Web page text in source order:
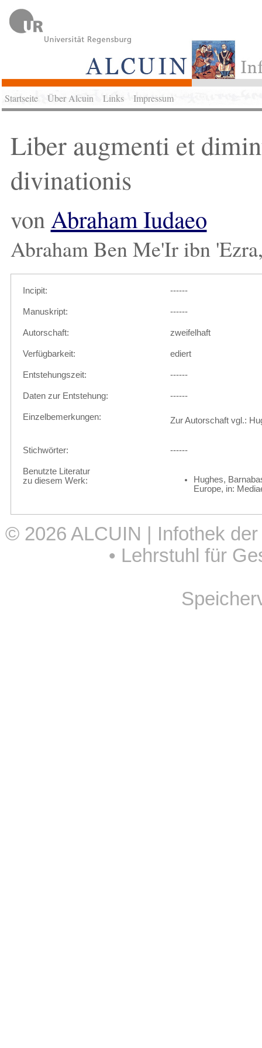
Startseite Über Alcuin Links Impressum
Liber augmenti et
divinationis
vonAbraham Iudaeo
Abraham Ben Me'Ir ibn
Incipit: ------
Manuskript: ------
Autorschaft: zweifelhaft
Verfügbarkeit: ediert
Entstehungszeit: ------
Daten zur Entstehung: ------
Einzelbemerkungen: Zur Autorschaft vgl.:
Stichwörter: ------
Benutzte Literatur
zu diesem Werk:
Hughes,
Europe, in:
© 2026 ALCUIN | Infothek
• Lehrstuhl für